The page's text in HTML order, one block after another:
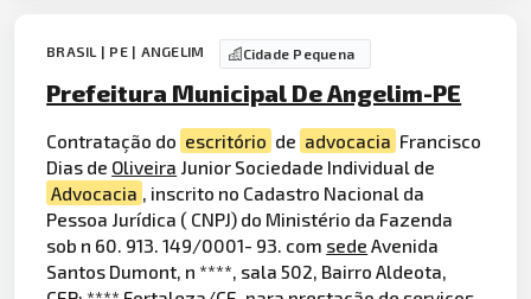
BRASIL | PE | ANGELIM Cidade Pequena
Prefeitura Municipal De Angelim-PE
Contratação do escritório de advocacia Francisco
Dias de Oliveira Junior Sociedade Individual de
Advocacia , inscrito no Cadastro Nacional da
Pessoa Jurídica ( CNPJ) do Ministério da Fazenda
sob n 60. 913. 149/0001- 93. com sede Avenida
Santos Dumont, n ****, sala 502, Bairro Aldeota,